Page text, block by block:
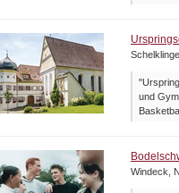
und
Windeck,